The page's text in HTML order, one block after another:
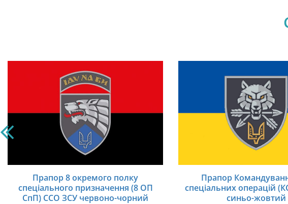
Прапор 8 окремого полку
спеціального призначення (8 ОП
СпП) ССО ЗСУ червоно-чорний
Прапор
спеціальних операцій
синьо-жовтий